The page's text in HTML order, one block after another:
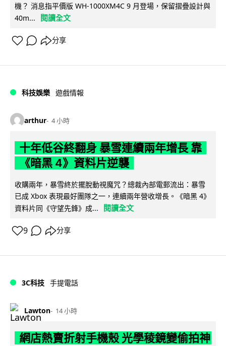
機？ 消息指平價版 WH-1000XM4C 9 月登場，保留摺疊設計與
40m...
閱讀全文
分享
科技娛樂 遊戲情報
arthur 4 小時
十年低谷終翻身 暴雪連續兩年增長 靠
《暗黑 4》資料片逆襲
收購兩年，暴雪終於擺脫動視魔咒？總裁內部電郵流出：暴雪
已成 Xbox 表現最好團隊之一，連續兩年營收增長。《暗黑 4》
資料片同《守望先鋒》成...
閱讀全文
9 分享
3C科技 手提電話
Lawton 14 小時
網店熱賣折射手機殼 光學稜鏡變偷拍神